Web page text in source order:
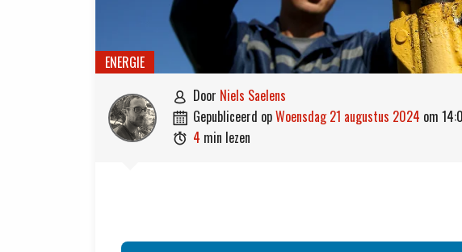
ENERGIE
 door Niels Saelens
 gepubliceerd op woensdag 21 augustus 2024 om
 4 min lezen